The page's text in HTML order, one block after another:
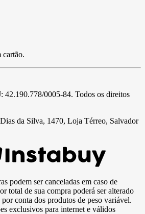
cartão.
42.190.778/0005-84. Todos os direitos
da Silva, 1470, Loja Térreo, Salvador
podem ser canceladas em caso de
total de sua compra poderá ser alterado
conta dos produtos de peso variável.
exclusivos para internet e válidos